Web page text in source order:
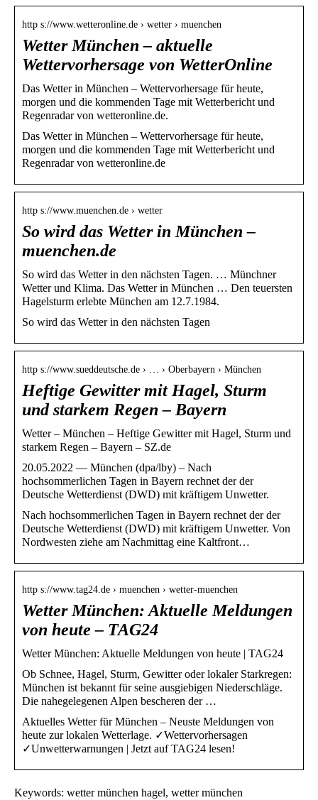
http s://www.wetteronline.de › wetter › muenchen
Wetter München – aktuelle
Wettervorhersage von WetterOnline
Das Wetter in München – Wettervorhersage für heute,
morgen und die kommenden Tage mit Wetterbericht und
Regenradar von wetteronline.de.
Das Wetter in München – Wettervorhersage für heute,
morgen und die kommenden Tage mit Wetterbericht und
Regenradar von wetteronline.de
http s://www.muenchen.de › wetter
So wird das Wetter in München –
muenchen.de
So wird das Wetter in den nächsten Tagen. … Münchner
Wetter und Klima. Das Wetter in München … Den teuersten
Hagelsturm erlebte München am 12.7.1984.
So wird das Wetter in den nächsten Tagen
http s://www.sueddeutsche.de › … › Oberbayern › München
Heftige Gewitter mit Hagel, Sturm
und starkem Regen – Bayern
Wetter – München – Heftige Gewitter mit Hagel, Sturm und
starkem Regen – Bayern – SZ.de
20.05.2022 — München (dpa/lby) – Nach
hochsommerlichen Tagen in Bayern rechnet der der
Deutsche Wetterdienst (DWD) mit kräftigem Unwetter.
Nach hochsommerlichen Tagen in Bayern rechnet der der
Deutsche Wetterdienst (DWD) mit kräftigem Unwetter. Von
Nordwesten ziehe am Nachmittag eine Kaltfront…
http s://www.tag24.de › muenchen › wetter-muenchen
Wetter München: Aktuelle Meldungen
von heute – TAG24
Wetter München: Aktuelle Meldungen von heute | TAG24
Ob Schnee, Hagel, Sturm, Gewitter oder lokaler Starkregen:
München ist bekannt für seine ausgiebigen Niederschläge.
Die nahegelegenen Alpen bescheren der …
Aktuelles Wetter für München – Neuste Meldungen von
heute zur lokalen Wetterlage. ✓Wettervorhersagen
✓Unwetterwarnungen | Jetzt auf TAG24 lesen!
Keywords: wetter münchen hagel, wetter münchen